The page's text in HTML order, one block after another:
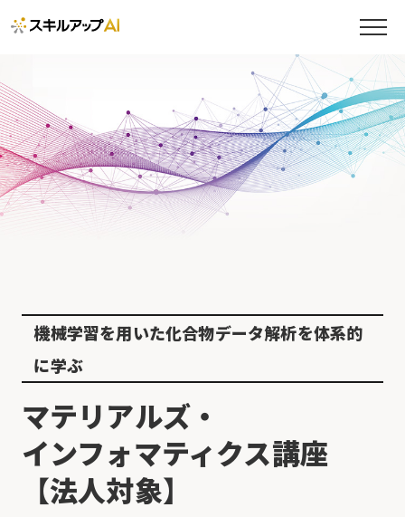
機械学習を用いた化合物データ解析を体系的
に学ぶ
マテリアルズ・
インフォマティクス講座
【法人対象】